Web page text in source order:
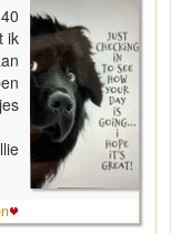
ik